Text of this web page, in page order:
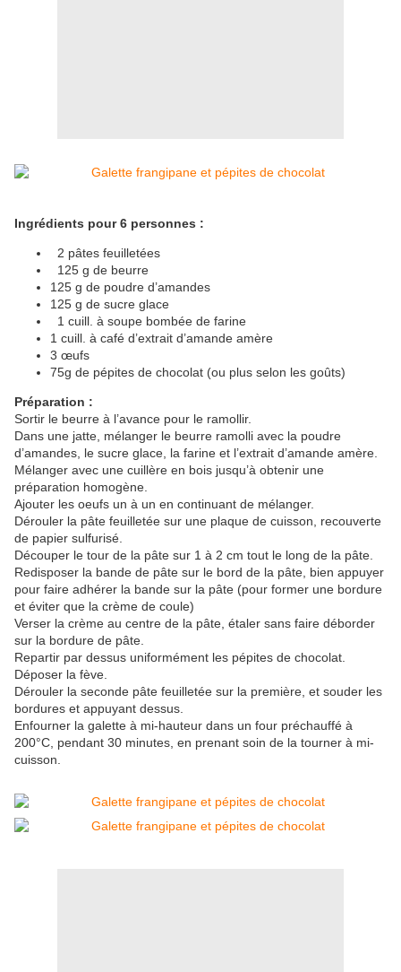
Ingrédients pour 6 personnes :
2 pâtes feuilletées
125 g de beurre
125 g de poudre d’amandes
125 g de sucre glace
1 cuill. à soupe bombée de farine
1 cuill. à café d’extrait d’amande amère
3 œufs
75g de pépites de chocolat (ou plus selon les goûts)
Préparation :
Sortir le beurre à l’avance pour le ramollir.
Dans une jatte, mélanger le beurre ramolli avec la poudre
d’amandes, le sucre glace, la farine et l’extrait d’amande amère.
Mélanger avec une cuillère en bois jusqu’à obtenir une
préparation homogène.
Ajouter les oeufs un à un en continuant de mélanger.
Dérouler la pâte feuilletée sur une plaque de cuisson, recouverte
de papier sulfurisé.
Découper le tour de la pâte sur 1 à 2 cm tout le long de la pâte.
Redisposer la bande de pâte sur le bord de la pâte, bien appuyer
pour faire adhérer la bande sur la pâte (pour former une bordure
et éviter que la crème de coule)
Verser la crème au centre de la pâte, étaler sans faire déborder
sur la bordure de pâte.
Repartir par dessus uniformément les pépites de chocolat.
Déposer la fève.
Dérouler la seconde pâte feuilletée sur la première, et souder les
bordures et appuyant dessus.
Enfourner la galette à mi-hauteur dans un four préchauffé à
200°C, pendant 30 minutes, en prenant soin de la tourner à mi-
cuisson.